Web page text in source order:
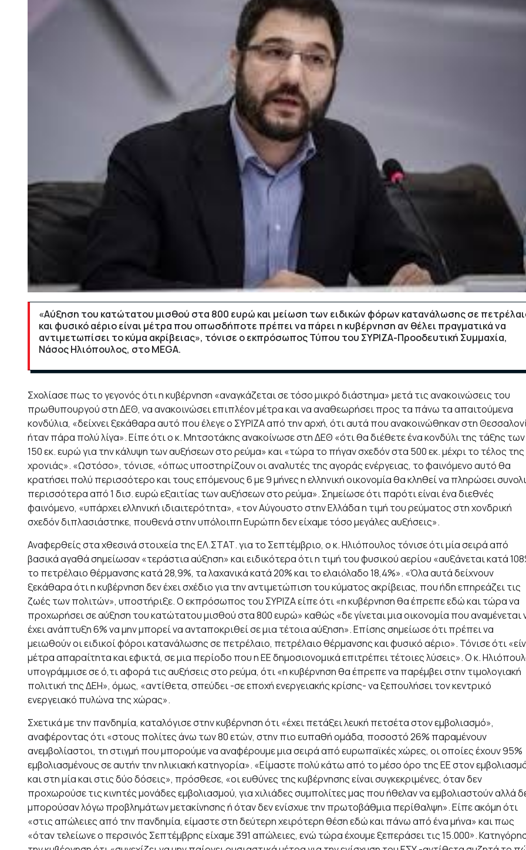
«Αύξηση του κατώτατου μισθού στα 800 ευρώ και μείωση των ειδικών φόρων κατανάλωσης σε
και φυσικό αέριο είναι μέτρα που οπωσδήποτε πρέπει να πάρει η κυβέρνηση αν θέλει πραγματικά να
αντιμετωπίσει το κύμα ακρίβειας», τόνισε ο εκπρόσωπος Τύπου του ΣΥΡΙΖΑ-Προοδευτική Συμμαχία,
Νάσος Ηλιόπουλος, στο MEGA.
Σχολίασε πως το γεγονός ότι η κυβέρνηση «αναγκάζεται σε τόσο μικρό διάστημα» μετά τις ανακοινώσεις του
πρωθυπουργού στη ΔΕΘ, να ανακοινώσει επιπλέον μέτρα και να αναθεωρήσει προς τα πάνω τα απαιτούμενα
κονδύλια, «δείχνει ξεκάθαρα αυτό που έλεγε ο ΣΥΡΙΖΑ από την αρχή, ότι αυτά που ανακοινώθηκαν στη
ήταν πάρα πολύ λίγα». Είπε ότι ο κ. Μητσοτάκης ανακοίνωσε στη ΔΕΘ «ότι θα διέθετε ένα κονδύλι της τάξης των
150 εκ. ευρώ για την κάλυψη των αυξήσεων στο ρεύμα» και «τώρα το πήγαν σχεδόν στα 500 εκ. μέχρι το τέλος της
χρονιάς». «Ωστόσο», τόνισε, «όπως υποστηρίζουν οι αναλυτές της αγοράς ενέργειας, το φαινόμενο αυτό θα
κρατήσει πολύ περισσότερο και τους επόμενους 6 με 9 μήνες η ελληνική οικονομία θα κληθεί να πληρώσει
περισσότερα από 1 δισ. ευρώ εξαιτίας των αυξήσεων στο ρεύμα». Σημείωσε ότι παρότι είναι ένα διεθνές
φαινόμενο, «υπάρχει ελληνική ιδιαιτερότητα», «τον Αύγουστο στην Ελλάδα η τιμή του ρεύματος στη χονδρική
σχεδόν διπλασιάστηκε, πουθενά στην υπόλοιπη Ευρώπη δεν είχαμε τόσο μεγάλες αυξήσεις».
Αναφερθείς στα χθεσινά στοιχεία της ΕΛ.ΣΤΑΤ. για το Σεπτέμβριο, ο κ. Ηλιόπουλος τόνισε ότι μία σειρά από
βασικά αγαθά σημείωσαν «τεράστια αύξηση» και ειδικότερα ότι η τιμή του φυσικού αερίου «αυξάνεται κατά
το πετρέλαιο θέρμανσης κατά 28,9%, τα λαχανικά κατά 20% και το ελαιόλαδο 18,4%». «Όλα αυτά δείχνουν
ξεκάθαρα ότι η κυβέρνηση δεν έχει σχέδιο για την αντιμετώπιση του κύματος ακρίβειας, που ήδη επηρεάζει τις
ζωές των πολιτών», υποστήριξε. Ο εκπρόσωπος του ΣΥΡΙΖΑ είπε ότι «η κυβέρνηση θα έπρεπε εδώ και τώρα να
προχωρήσει σε αύξηση του κατώτατου μισθού στα 800 ευρώ» καθώς «δε γίνεται μια οικονομία που αναμένεται
έχει ανάπτυξη 6% να μην μπορεί να ανταποκριθεί σε μια τέτοια αύξηση». Επίσης σημείωσε ότι πρέπει να
μειωθούν οι ειδικοί φόροι κατανάλωσης σε πετρέλαιο, πετρέλαιο θέρμανσης και φυσικό αέριο». Τόνισε ότι
μέτρα απαραίτητα και εφικτά, σε μια περίοδο που η ΕΕ δημοσιονομικά επιτρέπει τέτοιες λύσεις». Ο κ.
υπογράμμισε σε ό,τι αφορά τις αυξήσεις στο ρεύμα, ότι «η κυβέρνηση θα έπρεπε να παρέμβει στην τιμολογιακή
πολιτική της ΔΕΗ», όμως, «αντίθετα, σπεύδει -σε εποχή ενεργειακής κρίσης- να ξεπουλήσει τον κεντρικό
ενεργειακό πυλώνα της χώρας».
Σχετικά με την πανδημία, καταλόγισε στην κυβέρνηση ότι «έχει πετάξει λευκή πετσέτα στον εμβολιασμό»,
αναφέροντας ότι «στους πολίτες άνω των 80 ετών, στην πιο ευπαθή ομάδα, ποσοστό 26% παραμένουν
ανεμβολίαστοι, τη στιγμή που μπορούμε να αναφέρουμε μια σειρά από ευρωπαϊκές χώρες, οι οποίες έχουν 95%
εμβολιασμένους σε αυτήν την ηλικιακή κατηγορία». «Είμαστε πολύ κάτω από το μέσο όρο της ΕΕ στον
και στη μία και στις δύο δόσεις», πρόσθεσε, «οι ευθύνες της κυβέρνησης είναι συγκεκριμένες, όταν δεν
προχωρούσε τις κινητές μονάδες εμβολιασμού, για χιλιάδες συμπολίτες μας που ήθελαν να εμβολιαστούν αλλά
μπορούσαν λόγω προβλημάτων μετακίνησης ή όταν δεν ενίσχυε την πρωτοβάθμια περίθαλψη». Είπε ακόμη ότι
«στις απώλειες από την πανδημία, είμαστε στη δεύτερη χειρότερη θέση εδώ και πάνω από ένα μήνα» και πως
«όταν τελείωνε ο περσινός Σεπτέμβρης είχαμε 391 απώλειες, ενώ τώρα έχουμε ξεπεράσει τις 15.000».